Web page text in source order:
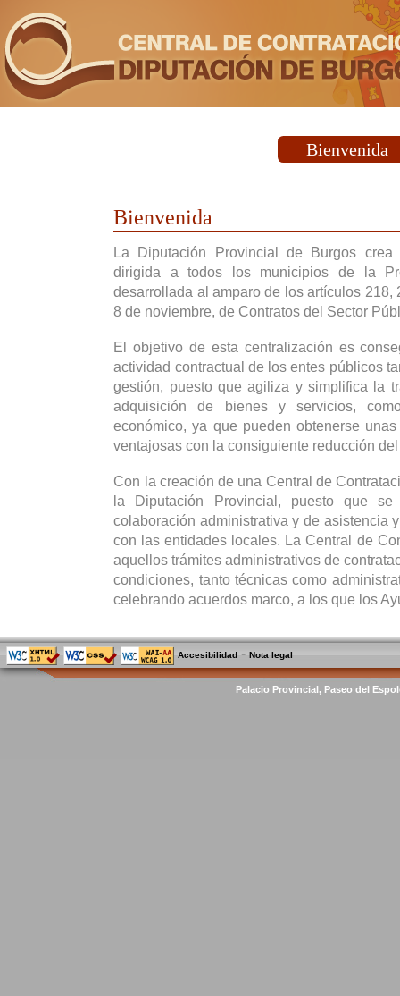
Bienvenida
Bienvenida
La Diputación Provincial de Burgos
dirigida a todos los municipios de la
desarrollada al amparo de los artículos 218,
8 de noviembre, de Contratos del Sector
El objetivo de esta centralización es
actividad contractual de los entes públicos
gestión, puesto que agiliza y simplifica la
adquisición de bienes y servicios,
económico, ya que pueden obtenerse
ventajosas con la consiguiente reducción
Con la creación de una Central de
la Diputación Provincial, puesto que
colaboración administrativa y de asistencia
con las entidades locales. La Central de
aquellos trámites administrativos de
condiciones, tanto técnicas como
celebrando acuerdos marco, a los que los
Accesibilidad -Nota legal
Palacio Provincial, Paseo del